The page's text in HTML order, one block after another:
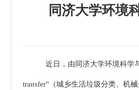
同济大学环境
近日，由同济大学环境科学
transfer"（城乡生活垃圾分类、机